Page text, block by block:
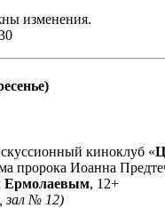
изменения.
киноклуб «
пророка Иоанна
Ермолаевым, 12+
зал № 12)